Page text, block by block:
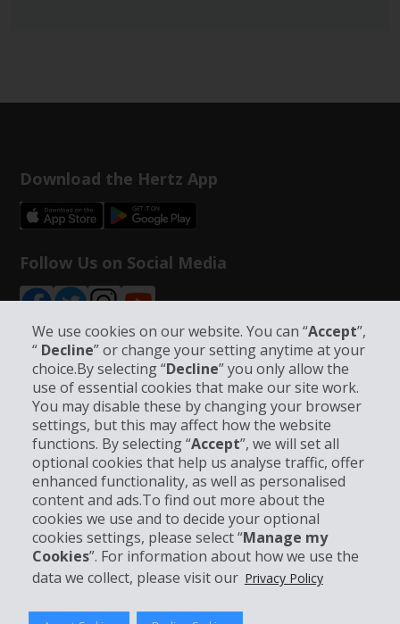
We use cookies on our website. You can “Accept”,
“ Decline” or change your setting anytime at your
choice.By selecting “Decline” you only allow the
use of essential cookies that make our site work.
You may disable these by changing your browser
settings, but this may affect how the website
functions. By selecting “Accept”, we will set all
optional cookies that help us analyse traffic, offer
enhanced functionality, as well as personalised
content and ads.To find out more about the
cookies we use and to decide your optional
cookies settings, please select “Manage my
Cookies”. For information about how we use the
data we collect, please visit our Privacy Policy
Download the Hertz App
Follow Us on Social Media
Info su Hertz
Business
Customer Service
Prenota con Hertz
© 2026 The Hertz System, Inc.